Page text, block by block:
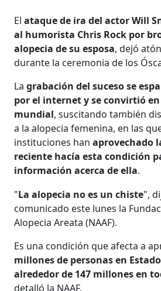
El ataque de ira del actor Will
al humorista Chris Rock por
alopecia de su esposa, dejó
durante la ceremonia de los
Lagrabación del suceso se
por el internet y se convirtió
mundial, suscitando también
a la alopecia femenina, en las
instituciones hanaprovechado
reciente hacía esta condición
información acerca de ella.
"La alopecia no es un chiste",
comunicado este lunes la
Alopecia Areata (NAAF).
Es una condición que afecta a
millones de personas en
alrededor de 147 millones en
detalló la NAAF.